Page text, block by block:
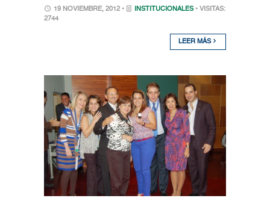
19 NOVIEMBRE, 2012 • INSTITUCIONALES • VISITAS:
2744
LEER MÁS